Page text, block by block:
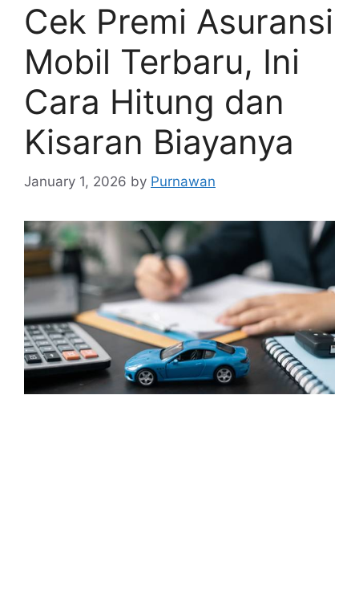
Cek Premi Asuransi
Mobil Terbaru, Ini
Cara Hitung dan
Kisaran Biayanya
January 1, 2026 by Purnawan